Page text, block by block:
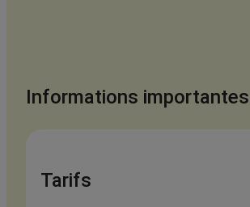
Informations importantes
Tarifs